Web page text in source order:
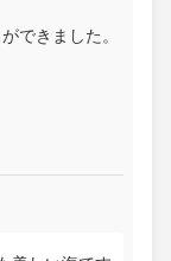
できました。